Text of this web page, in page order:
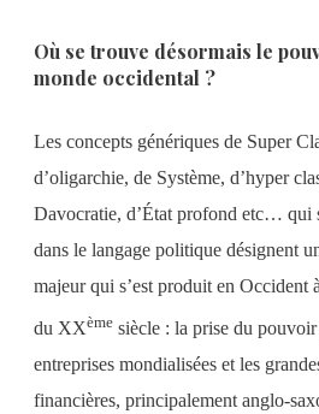
Où se trouve désormais le
monde occidental ?
Les concepts génériques de Super
d’oligarchie, de Système, d’hyper
Davocratie, d’État profond etc… qui
dans le langage politique désignent
majeur qui s’est produit en Occident
du XXème siècle : la prise du
entreprises mondialisées et les
financières, principalement anglo-